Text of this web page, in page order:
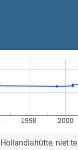
1998 2000
Hollandiahütte, niet